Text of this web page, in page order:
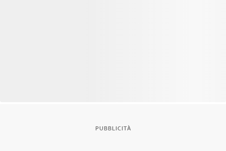
PUBBLICITÀ